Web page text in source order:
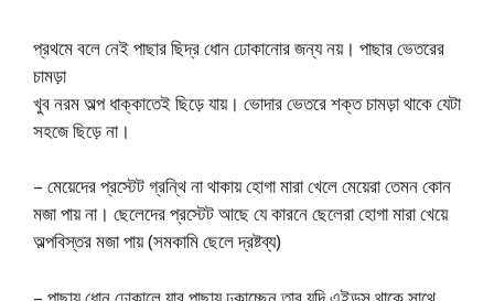
প্রথমে বলে নেই পাছার ছিদ্র ধোন ঢোকানোর জন্য নয়। পাছার ভেতরের
চামড়া
খুব নরম অল্প ধাক্কাতেই ছিড়ে যায়। ভোদার ভেতরে শক্ত চামড়া থাকে যেটা
সহজে ছিড়ে না।
– মেয়েদের প্রস্টেট গ্রন্থি না থাকায় হোগা মারা খেলে মেয়েরা তেমন কোন
মজা পায় না। ছেলেদের প্রস্টেট আছে যে কারনে ছেলেরা হোগা মারা খেয়ে
অল্পবিস্তর মজা পায় (সমকামি ছেলে দ্রষ্টব্য)